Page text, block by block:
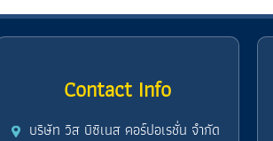
Contact Info
บริษัท วิส บิซิเนส คอร์ปอเรชั่น จำกัด